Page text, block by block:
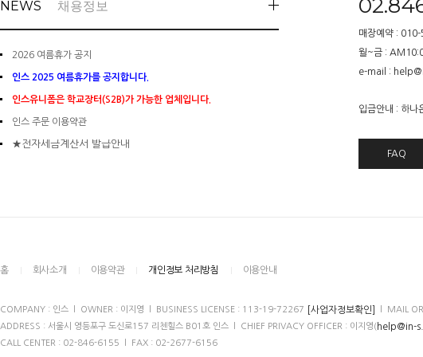
NEWS 채용정보
2026 여름휴가 공지
인스 2025 여름휴가를 공지합니다.
인스유니폼은 학교장터(S2B)가 가능한 업체입니다.
인스 주문 이용약관
★전자세금계산서 발급안내
매장예약 :
월~금 :
e-mail :
입금안내 : 하
FAQ
홈 회사소개 이용약관 개인정보 처리방침 이용안내
COMPANY : 인스 l OWNER : 이지영 l BUSINESS LICENSE : 113-19-72267 [사업자정보확인]
l MAIL
ADDRESS : 서울시 영등포구 도신로157 리첸힐스 B01호 인스 l CHIEF PRIVACY OFFICER : 이지영( help@in-
CALL CENTER : 02-846-6155 l FAX : 02-2677-6156